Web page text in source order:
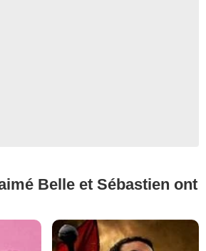
Belle et Sébastien ont